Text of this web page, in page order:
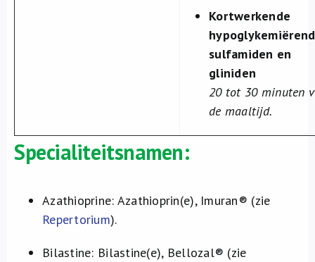
Kortwerkende
sulfamiden en
gliniden
20 tot 30 minuten
de maaltijd.
Specialiteitsnamen:
Azathioprine: Azathioprin(e), Imuran® (zie
Repertorium).
Bilastine: Bilastine(e), Bellozal® (zie